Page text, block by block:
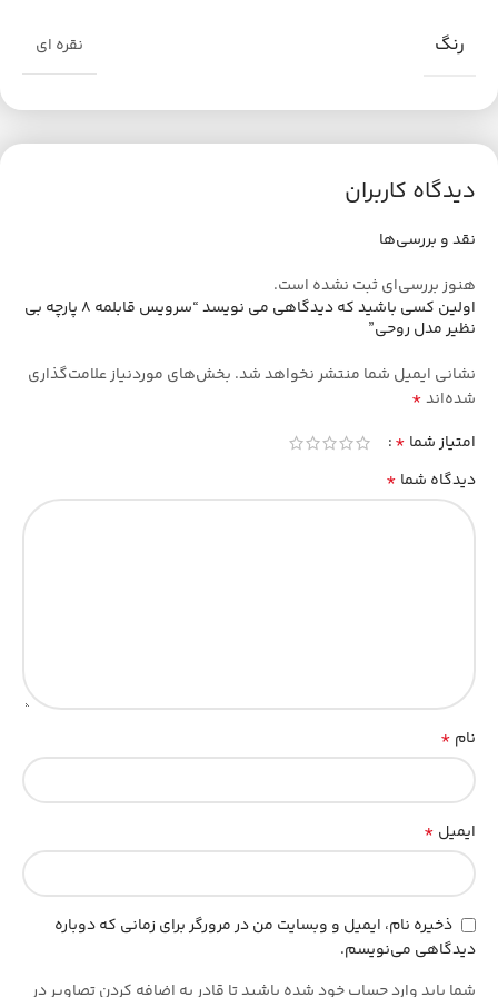
رنگ نقره ای
دیدگاه کاربران
نقد و بررسی‌ها
هنوز بررسی‌ای ثبت نشده است.
اولین کسی باشید که دیدگاهی می نویسد “سرویس قابلمه 8 پارچه بی
نظیر مدل روحی”
نشانی ایمیل شما منتشر نخواهد شد. بخش‌های موردنیاز علامت‌گذاری
شده‌اند*
امتیاز شما *
دیدگاه شما *
نام *
ایمیل *
ذخیره نام، ایمیل و وبسایت من در مرورگر برای زمانی که دوباره
دیدگاهی می‌نویسم.
شما باید وارد حساب خود شده باشید تا قادر به اضافه کردن تصاویر در